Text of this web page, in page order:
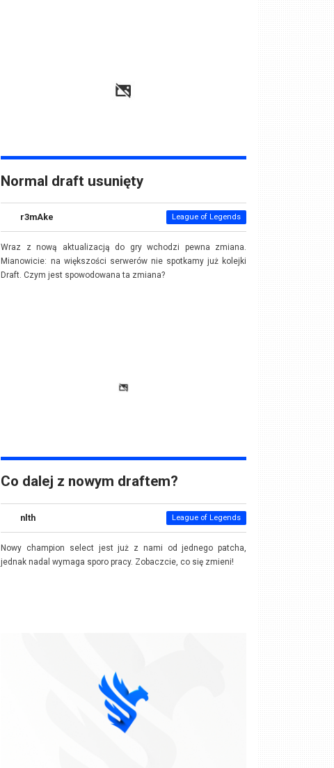
Normal draft usunięty
r3mAke League of Legends
Wraz z nową aktualizacją do gry wchodzi pewna zmiana.
Mianowicie: na większości serwerów nie spotkamy już kolejki
Draft. Czym jest spowodowana ta zmiana?
Co dalej z nowym draftem?
nlth League of Legends
Nowy champion select jest już z nami od jednego patcha,
jednak nadal wymaga sporo pracy. Zobaczcie, co się zmieni!